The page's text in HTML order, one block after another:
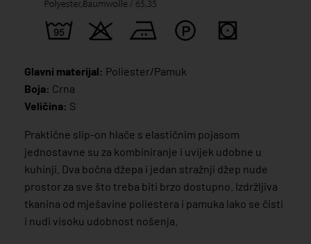
Glavni materijal: Poliester/Pamuk
Boja: Crna
Veličina: S
Praktične slip-on hlače s elastičnim pojasom
jednostavne su za kombiniranje i uvijek udobne u
kuhinji. Dva bočna džepa i jedan stražnji džep nude
prostor za sve što treba biti brzo dostupno. Izdržljiva
tkanina od mješavine poliestera i pamuka lako se čisti
i nudi visoku udobnost nošenja.